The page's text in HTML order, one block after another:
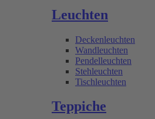
Leuchten
Deckenleuchten
Wandleuchten
Pendelleuchten
Stehleuchten
Tischleuchten
Teppiche